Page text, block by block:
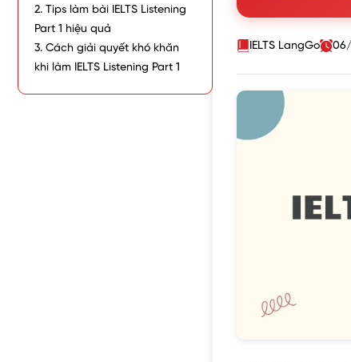
2. Tips làm bài IELTS Listening
Part 1 hiệu quả
3. Cách giải quyết khó khăn
khi làm IELTS Listening Part 1
IELTS LangGo